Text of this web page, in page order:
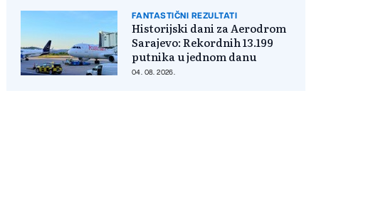
FANTASTIČNI REZULTATI
Historijski dani za Aerodrom
Sarajevo: Rekordnih 13.199
putnika u jednom danu
04. 08. 2026.